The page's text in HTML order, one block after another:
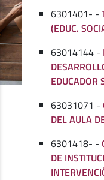
6301401- -
(EDUC.
63014144 -
EDUCADOR
63031071 -
DEL AULA
6301418- -
DE